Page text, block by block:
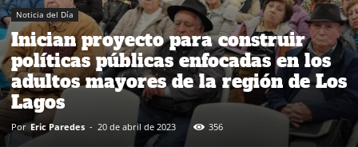
Noticia del Día
Inician proyecto para construir
políticas públicas enfocadas en los
adultos mayores de la región de Los
Lagos
Por Eric Paredes - 20 de abril de 2023 356